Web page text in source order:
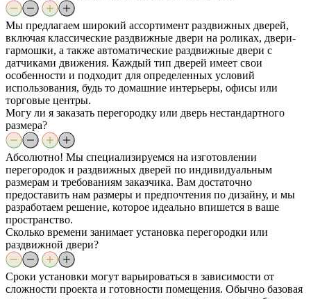
Мы предлагаем широкий ассортимент раздвижных дверей,
включая классические раздвижные двери на роликах, двери-
гармошки, а также автоматические раздвижные двери с
датчиками движения. Каждый тип дверей имеет свои
особенности и подходит для определенных условий
использования, будь то домашние интерьеры, офисы или
торговые центры.
Могу ли я заказать перегородку или дверь нестандартного
размера?
Абсолютно! Мы специализируемся на изготовлении
перегородок и раздвижных дверей по индивидуальным
размерам и требованиям заказчика. Вам достаточно
предоставить нам размеры и предпочтения по дизайну, и мы
разработаем решение, которое идеально впишется в ваше
пространство.
Сколько времени занимает установка перегородки или
раздвижной двери?
Сроки установки могут варьироваться в зависимости от
сложности проекта и готовности помещения. Обычно базовая